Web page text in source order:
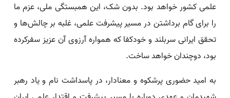
علمی کشور خواهد بود. بدون شک، این همبستگی ملی، عزم ما
را برای گام برداشتن در مسیر پیشرفت علمی، غلبه بر چالش‌ها و
تحقق ایرانی سربلند و خودکفا که همواره آرزوی آن عزیز سفرکرده
بود، دوچندان خواهد ساخت.
به امید حضوری پرشکوه و معنادار، در پاسداشت نام و یاد رهبر